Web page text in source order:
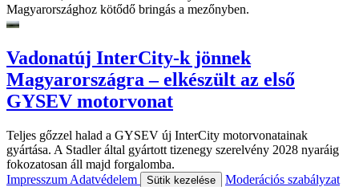
Magyarországhoz kötődő bringás a mezőnyben.
Vadonatúj InterCity-k jönnek
Magyarországra – elkészült az első
GYSEV motorvonat
Teljes gőzzel halad a GYSEV új InterCity motorvonatainak
gyártása. A Stadler által gyártott tizenegy szerelvény 2028 nyaráig
fokozatosan áll majd forgalomba.
Impresszum Adatvédelem Sütik kezelése
Moderációs szabályzat